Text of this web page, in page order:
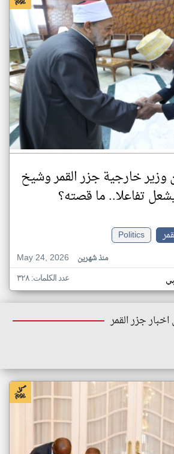
وزير خارجية جزر القمر وشيخ
تفاعلا.. ما قصته؟
Politics
May 24, 2026
منذ شهرين
عدد الكلمات: ٣٢٨
جزر القمر